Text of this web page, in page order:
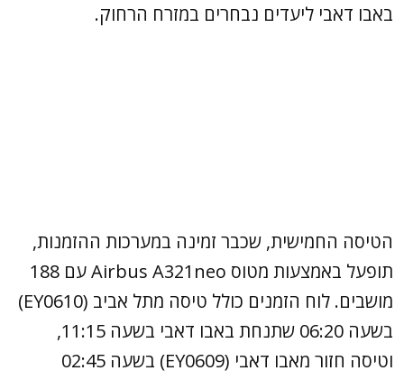
באבו דאבי ליעדים נבחרים במזרח הרחוק.
הטיסה החמישית, שכבר זמינה במערכות ההזמנות,
תופעל באמצעות מטוס Airbus A321neo עם 188
מושבים. לוח הזמנים כולל טיסה מתל אביב (EY0610)
בשעה 06:20 שתנחת באבו דאבי בשעה 11:15,
וטיסה חזור מאבו דאבי (EY0609) בשעה 02:45